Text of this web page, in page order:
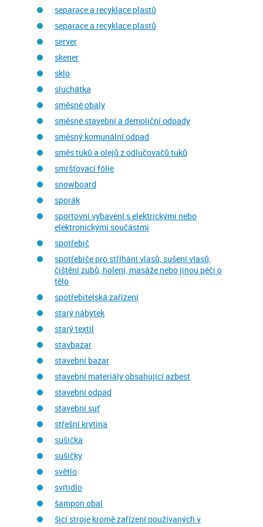
separace a recyklace plastů
separace a recyklace plastů
server
skener
sklo
sluchátka
směsné obaly
směsné stavební a demoliční odpady
směsný komunální odpad
směs tuků a olejů z odlučovačů tuků
smršťovací fólie
snowboard
sporák
sportovní vybavení s elektrickými nebo
elektronickými součástmi
spotřebič
spotřebiče pro stříhání vlasů, sušení vlasů,
čištění zubů, holení, masáže nebo jinou péči o
tělo
spotřebitelská zařízení
starý nábytek
starý textil
stavbazar
stavební bazar
stavební materiály obsahující azbest
stavební odpad
stavební suť
střešní krytina
sušička
sušičky
světlo
svítidlo
šampon obal
šicí stroje kromě zařízení používaných v